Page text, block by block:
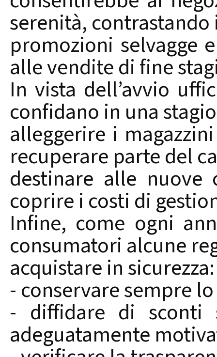
serenità,
promozioni selvagge
alle vendite di fine
In vista dell’avvio
confidano in una
alleggerire i
recuperare parte del
destinare alle nuove
coprire i costi di
Infine, come ogni
consumatori alcune
acquistare in sicurezza:
- conservare sempre
- diffidare di sconti
adeguatamente